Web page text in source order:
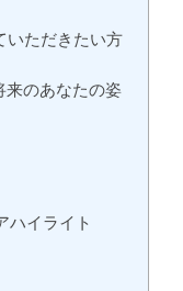
いただきたい方
来のあなたの姿
ハイライト